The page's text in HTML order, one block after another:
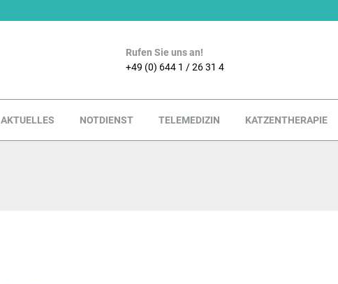
Rufen Sie uns an!
+49 (0) 644 1 / 26 31 4
AKTUELLES NOTDIENST TELEMEDIZIN KATZENTHERAPIE